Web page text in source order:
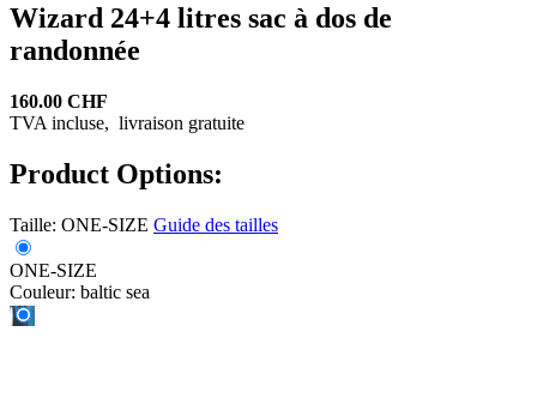
Wizard 24+4 litres sac à dos de
randonnée
160.00 CHF
TVA incluse, livraison gratuite
Product Options:
Taille: ONE-SIZE Guide des tailles
ONE-SIZE
Couleur: baltic sea